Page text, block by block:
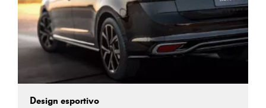
Design esportivo